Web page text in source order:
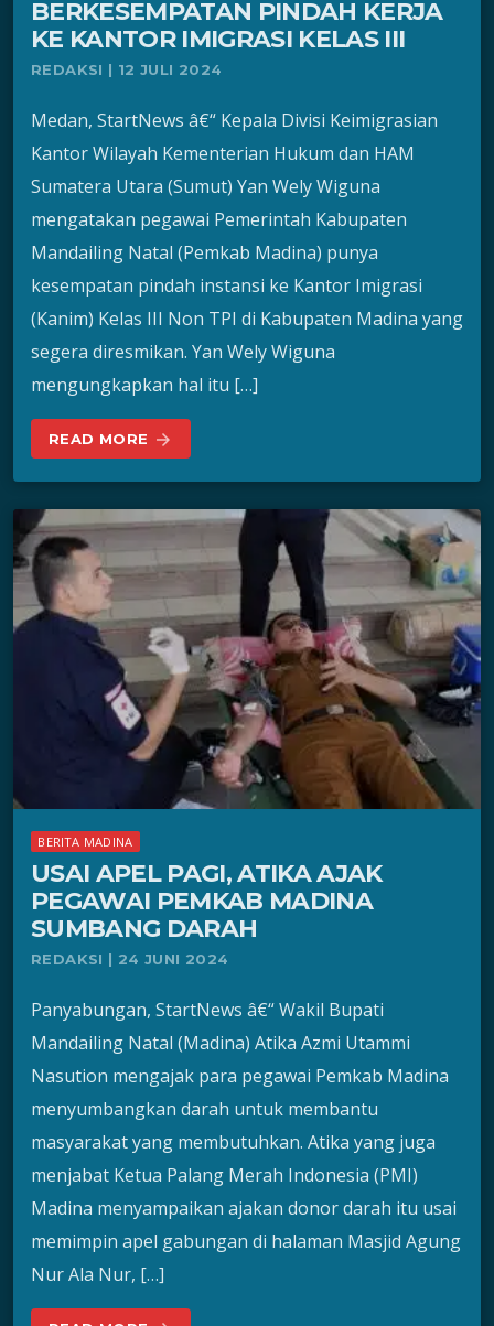
BERKESEMPATAN PINDAH KERJA
KE KANTOR IMIGRASI KELAS III
REDAKSI | 12 JULI 2024
Medan, StartNews â€“ Kepala Divisi Keimigrasian
Kantor Wilayah Kementerian Hukum dan HAM
Sumatera Utara (Sumut) Yan Wely Wiguna
mengatakan pegawai Pemerintah Kabupaten
Mandailing Natal (Pemkab Madina) punya
kesempatan pindah instansi ke Kantor Imigrasi
(Kanim) Kelas III Non TPI di Kabupaten Madina yang
segera diresmikan. Yan Wely Wiguna
mengungkapkan hal itu […]
READ MORE arrow_forward
BERITA MADINA
USAI APEL PAGI, ATIKA AJAK
PEGAWAI PEMKAB MADINA
SUMBANG DARAH
REDAKSI | 24 JUNI 2024
Panyabungan, StartNews â€“ Wakil Bupati
Mandailing Natal (Madina) Atika Azmi Utammi
Nasution mengajak para pegawai Pemkab Madina
menyumbangkan darah untuk membantu
masyarakat yang membutuhkan. Atika yang juga
menjabat Ketua Palang Merah Indonesia (PMI)
Madina menyampaikan ajakan donor darah itu usai
memimpin apel gabungan di halaman Masjid Agung
Nur Ala Nur, […]